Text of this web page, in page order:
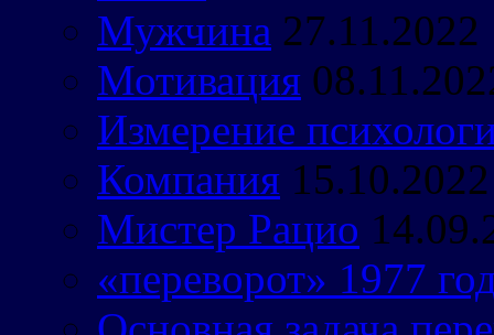
Мужчина 27.11.2022
Мотивация
Измерение
Компания 15.10.2022
Мистер Рацио
«переворот» 1977